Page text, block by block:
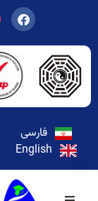
فارسی
English